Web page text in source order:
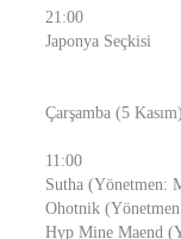
21:00
Japonya Seçkisi
Çarşamba (5 Kasım)
11:00
Sutha (Yönetmen:
Ohotnik
Hyp Mine Maend